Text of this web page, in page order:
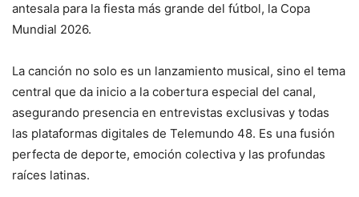
antesala para la fiesta más grande del fútbol, la Copa
Mundial 2026.
La canción no solo es un lanzamiento musical, sino el tema
central que da inicio a la cobertura especial del canal,
asegurando presencia en entrevistas exclusivas y todas
las plataformas digitales de Telemundo 48. Es una fusión
perfecta de deporte, emoción colectiva y las profundas
raíces latinas.